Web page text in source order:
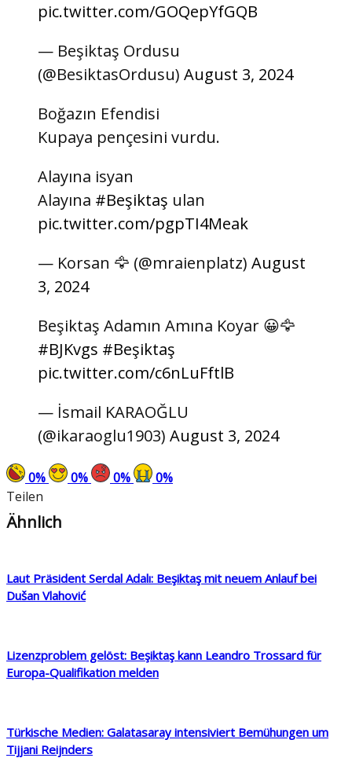
pic.twitter.com/GOQepYfGQB
— Beşiktaş Ordusu
(@BesiktasOrdusu) August 3, 2024
Boğazın Efendisi
Kupaya pençesini vurdu.
Alayına isyan
Alayına #Beşiktaş ulan
pic.twitter.com/pgpTI4Meak
— Korsan 🦅 (@mraienplatz) August
3, 2024
Beşiktaş Adamın Amına Koyar 😀🦅
#BJKvgs #Beşiktaş
pic.twitter.com/c6nLuFftlB
— İsmail KARAOĞLU
(@ikaraoglu1903) August 3, 2024
0% 0% 0% 0%
Teilen
Ähnlich
Laut Präsident Serdal Adalı: Beşiktaş mit neuem Anlauf bei
Dušan Vlahović
Lizenzproblem gelöst: Beşiktaş kann Leandro Trossard für
Europa-Qualifikation melden
Türkische Medien: Galatasaray intensiviert Bemühungen um
Tijjani Reijnders